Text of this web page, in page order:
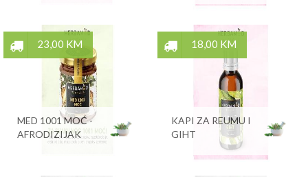
23,00 KM
MED 1001 MOĆ -
AFRODIZIJAK
18,00 KM
KAPI ZA REUMU I
GIHT